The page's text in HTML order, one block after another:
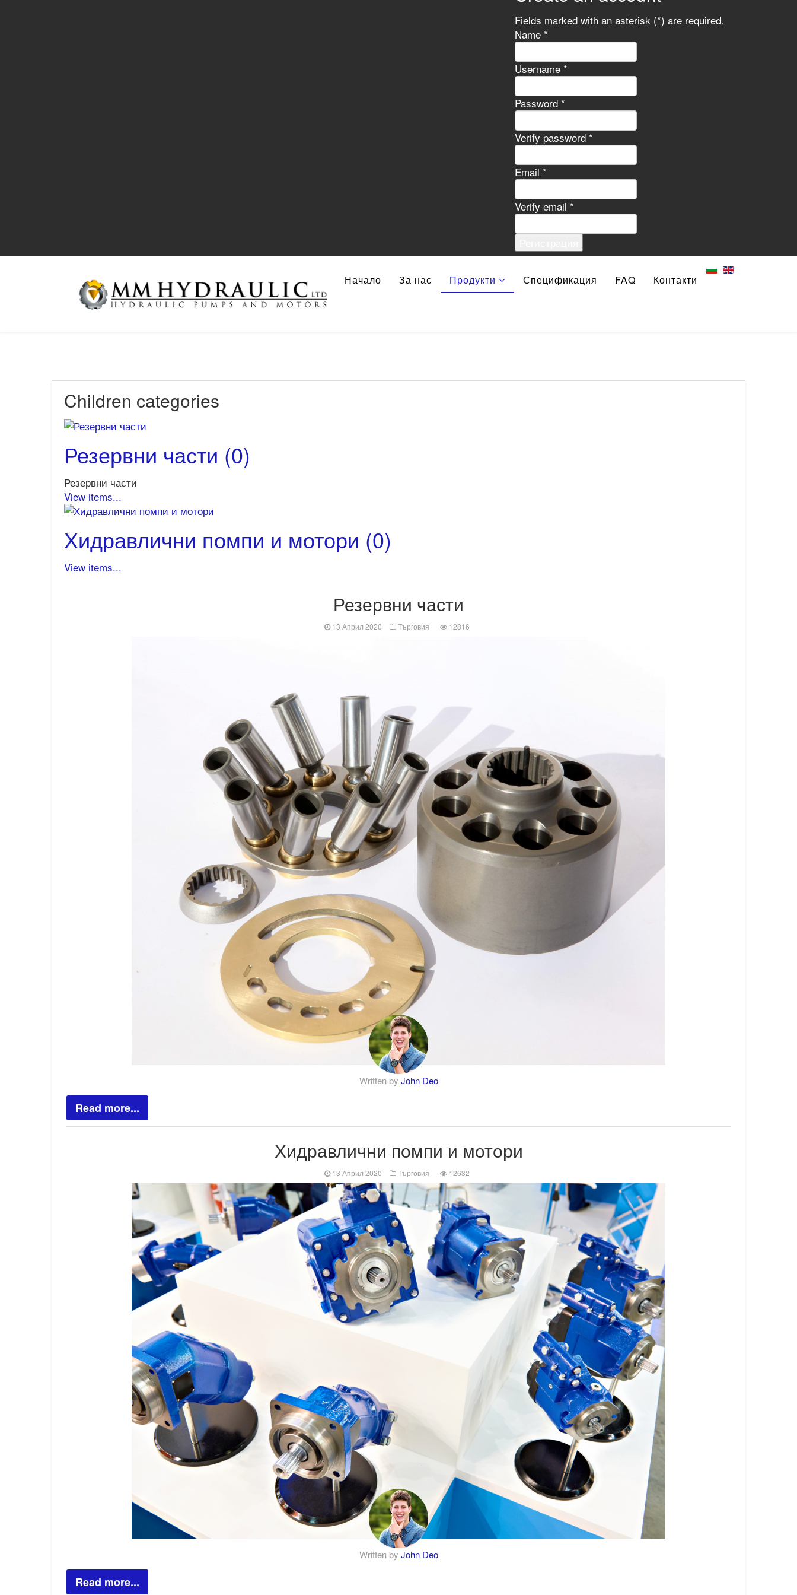
Fields marked with an asterisk (*) are required.
Name *
Username *
Password *
Verify password *
Email *
Verify email *
Начало За нас Продукти Спецификация FAQ Контакти
Children categories
Резервни части (0)
Резервни части
View items...
Хидравлични помпи и мотори (0)
View items...
Резервни части
13 Април 2020 Търговия 12816
Written by John Deo
Read more...
Хидравлични помпи и мотори
13 Април 2020 Търговия 12632
Written by John Deo
Read more...